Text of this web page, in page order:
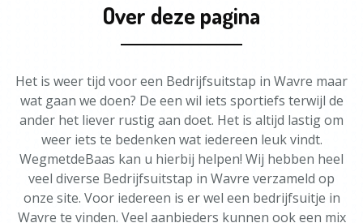
Over deze pagina
Het is weer tijd voor een Bedrijfsuitstap in Wavre maar
wat gaan we doen? De een wil iets sportiefs terwijl de
ander het liever rustig aan doet. Het is altijd lastig om
weer iets te bedenken wat iedereen leuk vindt.
WegmetdeBaas kan u hierbij helpen! Wij hebben heel
veel diverse Bedrijfsuitstap in Wavre verzameld op
onze site. Voor iedereen is er wel een bedrijfsuitje in
Wavre te vinden. Veel aanbieders kunnen ook een mix